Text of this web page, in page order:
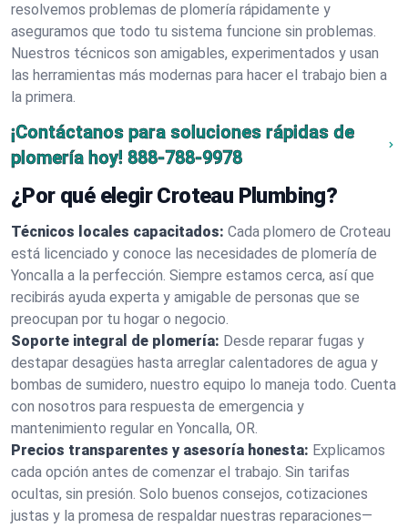
resolvemos problemas de plomería rápidamente y
aseguramos que todo tu sistema funcione sin problemas.
Nuestros técnicos son amigables, experimentados y usan
las herramientas más modernas para hacer el trabajo bien a
la primera.
¡Contáctanos para soluciones rápidas de
plomería hoy! 888-788-9978
¿Por qué elegir Croteau Plumbing?
Técnicos locales capacitados: Cada plomero de Croteau
está licenciado y conoce las necesidades de plomería de
Yoncalla a la perfección. Siempre estamos cerca, así que
recibirás ayuda experta y amigable de personas que se
preocupan por tu hogar o negocio.
Soporte integral de plomería: Desde reparar fugas y
destapar desagües hasta arreglar calentadores de agua y
bombas de sumidero, nuestro equipo lo maneja todo. Cuenta
con nosotros para respuesta de emergencia y
mantenimiento regular en Yoncalla, OR.
Precios transparentes y asesoría honesta: Explicamos
cada opción antes de comenzar el trabajo. Sin tarifas
ocultas, sin presión. Solo buenos consejos, cotizaciones
justas y la promesa de respaldar nuestras reparaciones—